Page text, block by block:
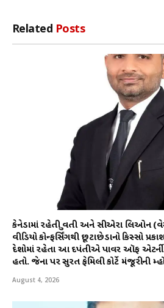
Related Posts
કેનેડામાં રહેતી યુવતી અને સીએરા લિઓન
વીડિયો કોન્ફર્સિંગથી છૂટાછેડાનો કિસ્સો
દેશોમાં રહેતા આ દપંતીએ પાવર ઑફ એટર્ની
હતો. જેના પર સુરત ફેમિલી કોર્ટે મંજૂરીની
August 4, 2026